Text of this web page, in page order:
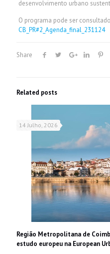
desenvolvimento urbano
O programa pode ser
CB_PR#2_Agenda_final_231124
Share
Related posts
14 Julho, 2026
Região Metropolitana de
estudo europeu na European